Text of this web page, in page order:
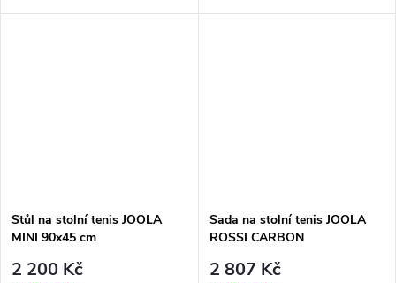
Stůl na stolní tenis JOOLA
MINI 90x45 cm
2 200 Kč
Sada na stolní tenis JOOLA
ROSSI CARBON
2 807 Kč